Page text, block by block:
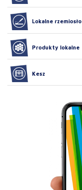
Lokalne rzemiosło
Produkty lokalne
Kesz